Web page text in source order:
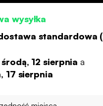
wysyłka
standardowa (
środą, 12 sierpnia a
17 sierpnia